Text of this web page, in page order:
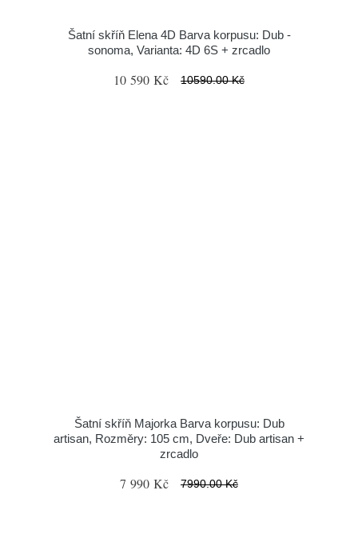
Šatní skříň Elena 4D Barva korpusu: Dub -
sonoma, Varianta: 4D 6S + zrcadlo
10 590 Kč 10590.00 Kč
Šatní skříň Majorka Barva korpusu: Dub
artisan, Rozměry: 105 cm, Dveře: Dub artisan +
zrcadlo
7 990 Kč 7990.00 Kč